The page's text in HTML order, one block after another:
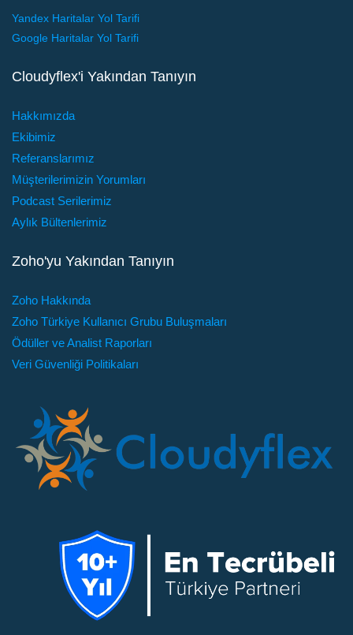
Yandex Haritalar Yol Tarifi
Google Haritalar Yol Tarifi
Cloudyflex'i Yakından Tanıyın
Hakkımızda
Ekibimiz
Referanslarımız
Müşterilerimizin Yorumları
Podcast Serilerimiz
Aylık Bültenlerimiz
Zoho'yu Yakından Tanıyın
Zoho Hakkında
Zoho Türkiye Kullanıcı Grubu Buluşmaları
Ödüller ve Analist Raporları
Veri Güvenliği Politikaları